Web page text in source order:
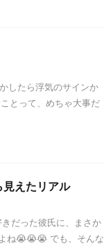
したら浮気のサインか
とって、めちゃ大事だ
えたリアル
だった彼氏に、まさか
ね😭😭😭 でも、そんな